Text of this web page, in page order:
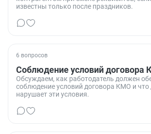
известны только после праздников.
6 вопросов
Соблюдение условий договора
Обсуждаем, как работодатель должен
соблюдение условий договора КМО и что
нарушает эти условия.